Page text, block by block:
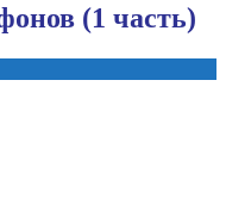
(1 часть)